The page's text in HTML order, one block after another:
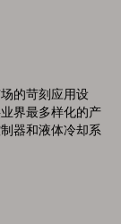
的苛刻应用设
界最多样化的产
器和液体冷却系